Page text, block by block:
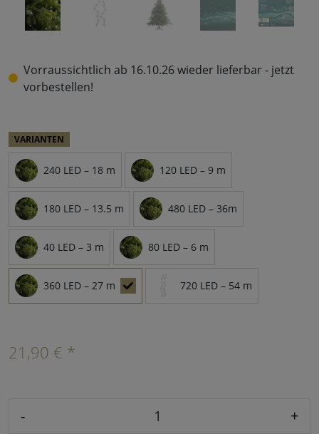
Vorraussichtlich ab 16.10.26 wieder lieferbar - jetzt
vorbestellen!
VARIANTEN
240 LED – 18 m 120 LED – 9 m
180 LED – 13.5 m 480 LED – 36m
40 LED – 3 m 80 LED – 6 m
360 LED – 27 m 720 LED – 54 m
21,90 € *
- +